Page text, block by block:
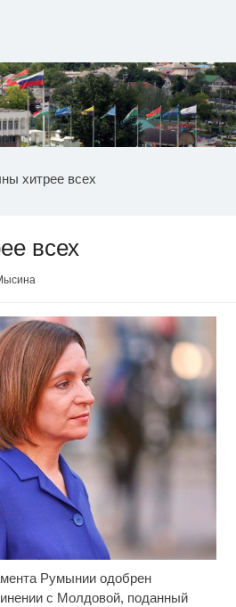
хитрее всех
всех
Румынии одобрен
с Молдовой, поданный
на пляже Крыма: Что люди
их не видят...